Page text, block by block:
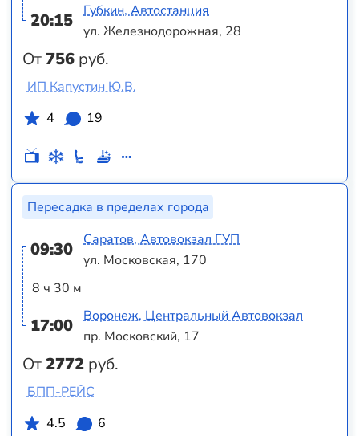
20:15
От756 руб.
Губкин, Автостанция
ул. Железнодорожная, 28
ИП Капустин Ю.В.
4
19
Пересадка в пределах города
09:30
8 ч 30 м
17:00
От2772 руб.
Саратов, Автовокзал ГУП
ул. Московская, 170
Воронеж, Центральный Автовокзал
пр. Московский, 17
БПП-РЕЙС
4.5
6